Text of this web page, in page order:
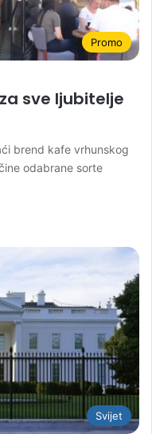
Promo
za sve ljubitelje
brend kafe vrhunskog
odabrane sorte
Svijet